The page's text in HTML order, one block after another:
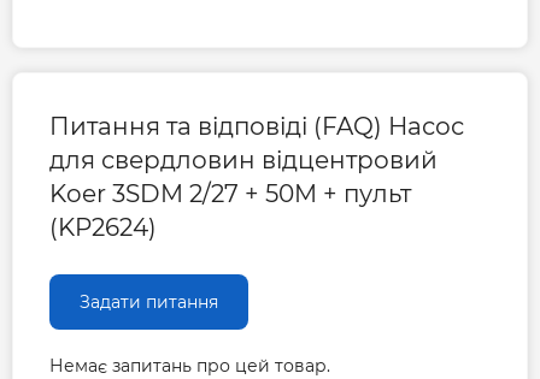
Питання та відповіді (FAQ) Насос
для свердловин відцентровий
Koer 3SDM 2/27 + 50M + пульт
(KP2624)
Задати питання
Немає запитань про цей товар.